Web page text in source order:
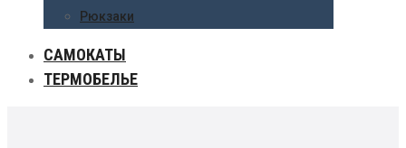
Рюкзаки
САМОКАТЫ
ТЕРМОБЕЛЬЕ